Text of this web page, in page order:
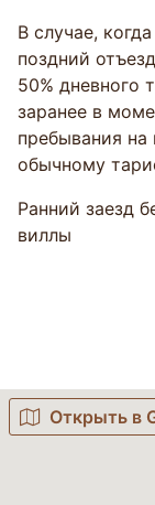
В случае,
поздний
50% дневного
заранее в
пребывания на
обычному
Ранний заезд
виллы
Открыть в